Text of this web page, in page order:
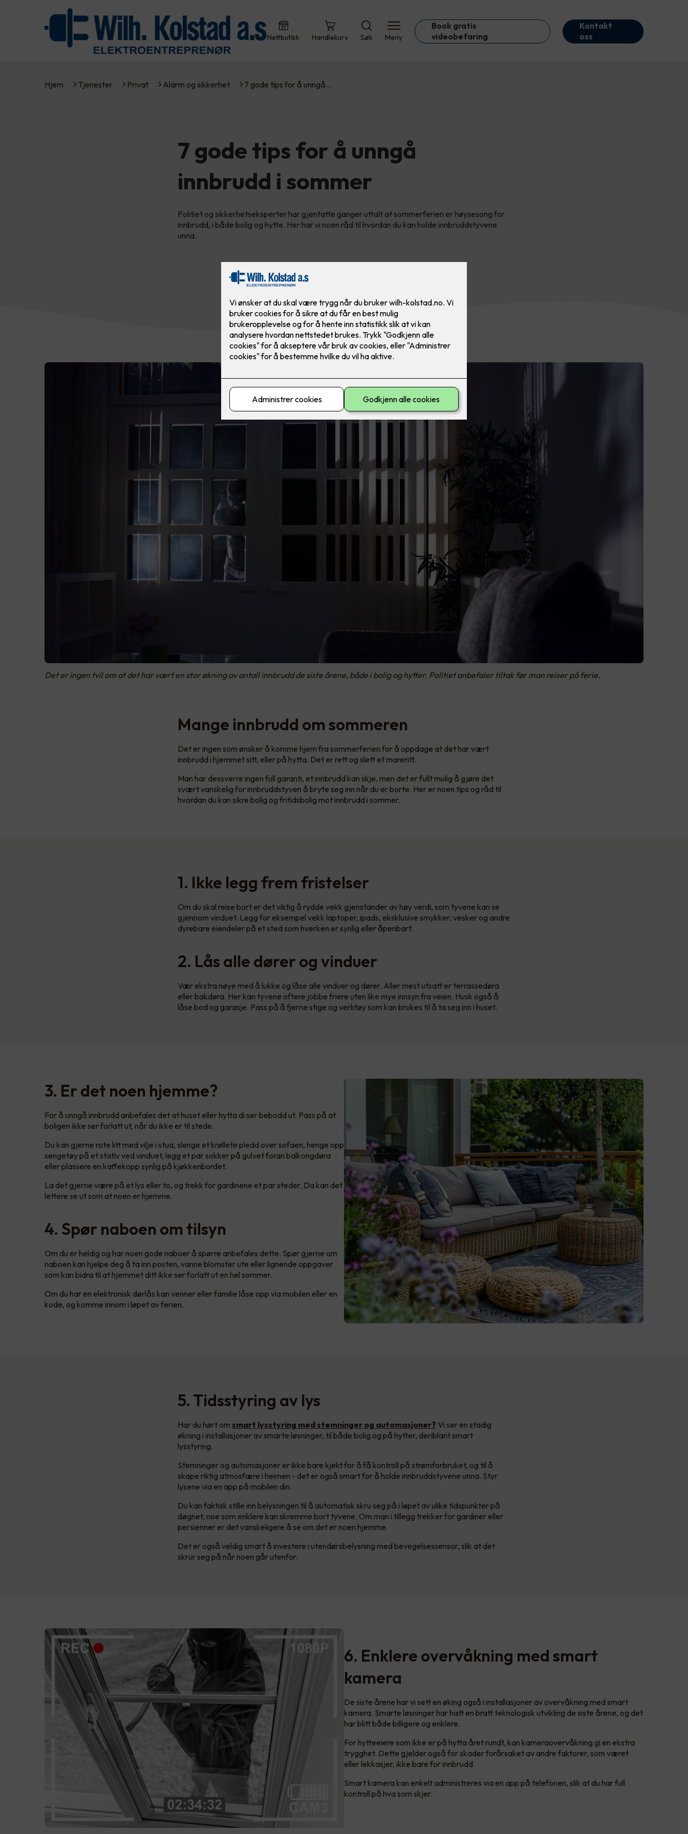
Nettbutikk Handlekurv Søk Meny
Book gratis
videobefaring
Kontakt
oss
Hjem Tjenester Privat Alarm og sikkerhet 7 gode tips for å unngå…
7 gode tips for å unngå
innbrudd i sommer
Politiet og sikkerhetseksperter har gjentatte ganger uttalt at sommerferien er høysesong for
innbrudd, i både bolig og hytte. Her har vi noen råd til hvordan du kan holde innbruddstyvene
unna.
Det er ingen tvil om at det har vært en stor økning av antall innbrudd de siste årene, både i bolig og hytter. Politiet anbefaler tiltak før man reiser på ferie.
Mange innbrudd om sommeren
Det er ingen som ønsker å komme hjem fra sommerferien for å oppdage at det har vært
innbrudd i hjemmet sitt, eller på hytta. Det er rett og slett et mareritt.
Man har dessverre ingen full garanti, et innbrudd kan skje, men det er fullt mulig å gjøre det
svært vanskelig for innbruddstyven å bryte seg inn når du er borte. Her er noen tips og råd til
hvordan du kan sikre bolig og fritidsbolig mot innbrudd i sommer.
1. Ikke legg frem fristelser
Om du skal reise bort er det viktig å rydde vekk gjenstander av høy verdi, som tyvene kan se
gjennom vinduet. Legg for eksempel vekk laptoper, ipads, eksklusive smykker, vesker og andre
dyrebare eiendeler på et sted som hverken er synlig eller åpenbart.
2. Lås alle dører og vinduer
Vær ekstra nøye med å lukke og låse alle vinduer og dører. Aller mest utsatt er terrassedøra
eller bakdøra. Her kan tyvene oftere jobbe friere uten like mye innsyn fra veien. Husk også å
låse bod og garasje. Pass på å fjerne stige og verktøy som kan brukes til å ta seg inn i huset.
3. Er det noen hjemme?
For å unngå innbrudd anbefales det at huset eller hytta di ser bebodd ut. Pass på at
boligen ikke ser forlatt ut, når du ikke er til stede.
Du kan gjerne rote litt med vilje i stua, slenge et krøllete pledd over sofaen, henge opp
sengetøy på et stativ ved vinduet, legg et par sokker på gulvet foran balkongdøra
eller plassere en kaffekopp synlig på kjøkkenbordet.
La det gjerne være på et lys eller to, og trekk for gardinene et par steder. Da kan det
lettere se ut som at noen er hjemme.
4. Spør naboen om tilsyn
Om du er heldig og har noen gode naboer å spørre anbefales dette. Spør gjerne om
naboen kan hjelpe deg å ta inn posten, vanne blomster ute eller lignende oppgaver
som kan bidra til at hjemmet ditt ikke ser forlatt ut en hel sommer.
Om du har en elektronisk dørlås kan venner eller familie låse opp via mobilen eller en
kode, og komme innom i løpet av ferien.
5. Tidsstyring av lys
Har du hørt om smart lysstyring med stemninger og automasjoner? Vi ser en stadig
økning i installasjoner av smarte løsninger, til både bolig og på hytter, deriblant smart
lysstyring.
Stemninger og automasjoner er ikke bare kjekt for å få kontroll på strømforbruket, og til å
skape riktig atmosfære i heimen - det er også smart for å holde innbruddstyvene unna. Styr
lysene via en app på mobilen din.
Du kan faktisk stille inn belysningen til å automatisk skru seg på i løpet av ulike tidspunkter på
døgnet, noe som enklere kan skremme bort tyvene. Om man i tillegg trekker for gardiner eller
persienner er det vanskeligere å se om det er noen hjemme.
Det er også veldig smart å investere i utendørsbelysning med bevegelsessensor, slik at det
skrur seg på når noen går utenfor.
6. Enklere overvåkning med smart
kamera
De siste årene har vi sett en øking også i installasjoner av overvåkning med smart
kamera. Smarte løsninger har hatt en bratt teknologisk utvikling de siste årene, og det
har blitt både billigere og enklere.
For hytteeiere som ikke er på hytta året rundt, kan kameraovervåkning gi en ekstra
trygghet. Dette gjelder også for skader forårsaket av andre faktorer, som været
eller lekkasjer, ikke bare for innbrudd.
Smart kamera kan enkelt administreres via en app på telefonen, slik at du har full
kontroll på hva som skjer.